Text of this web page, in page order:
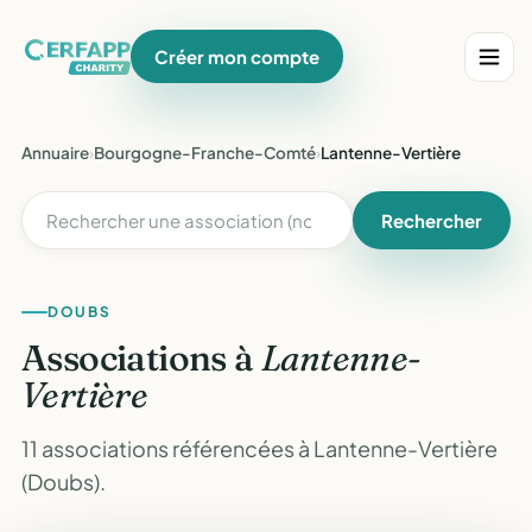
Créer mon compte
Annuaire›Bourgogne-Franche-Comté›Lantenne-Vertière
Rechercher
DOUBS
Associations àLantenne-
Vertière
11 associations référencées à Lantenne-Vertière
(Doubs).